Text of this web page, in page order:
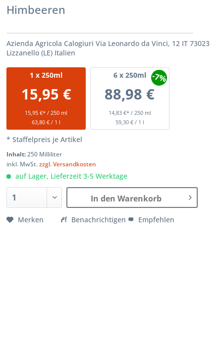
Himbeeren
Azienda Agricola Calogiuri Via Leonardo da Vinci, 12 IT 73023
Lizzanello (LE) Italien
1 x 250ml
15,95 €
15,95 €* / 250 ml
63,80 € / 1 l
6x 250ml
88,98 €
14,83 €* / 250 ml
-7%
59,30 € / 1 l
* Staffelpreis je Artikel
Inhalt:250 Milliliter
inkl. MwSt.zzgl. Versandkosten
auf Lager, Lieferzeit 3-5 Werktage
In den Warenkorb
Merken Benachrichtigen Empfehlen